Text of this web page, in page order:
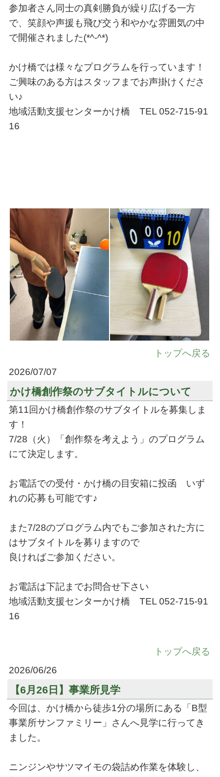
参加者さん同士の真剣勝負が繰り広げる一方
で、笑顔や声援も飛び交う和やかな雰囲気の中
で開催されました(*^-^*)
かけ橋では様々なプログラムを行っています！
ご興味のある方はスタッフまでお声掛けくださ
い♪
地域活動支援センターかけ橋 TEL 052-715-91
16
トップへ戻る
2026/07/07
かけ橋創作祭のサブタイトルについて
第11回かけ橋創作祭のサブタイトルを募集しま
す！
7/28（火）「創作祭を考えよう」のプログラム
にて決定します。
お電話での受付・かけ橋の目安箱に投函 いず
れの応募も可能です♪
また7/28のプログラム内でもご参加された方に
はサブタイトルを募りますので
良ければご参加ください。
お電話は下記までお問合せ下さい
地域活動支援センターかけ橋 TEL 052-715-91
16
トップへ戻る
2026/06/26
【6月26日】事業所見学
今回は、かけ橋から徒歩1分の場所にある「B型
事業所サンファミリー」さんへ見学に行ってき
ました。
ニンジンやサツマイモの袋詰め作業を体験し、